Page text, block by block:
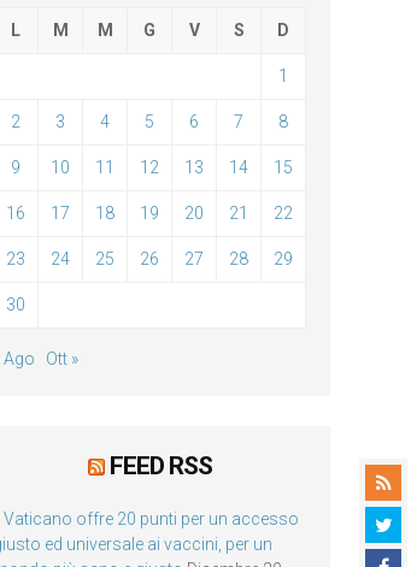
L M M G V S D
1
2 3 4 5 6 7 8
9 10 11 12 13 14 15
16 17 18 19 20 21 22
23 24 25 26 27 28 29
30
Ago Ott »
FEED RSS
Il Vaticano offre 20 punti per un accesso
ed universale ai vaccini, per un